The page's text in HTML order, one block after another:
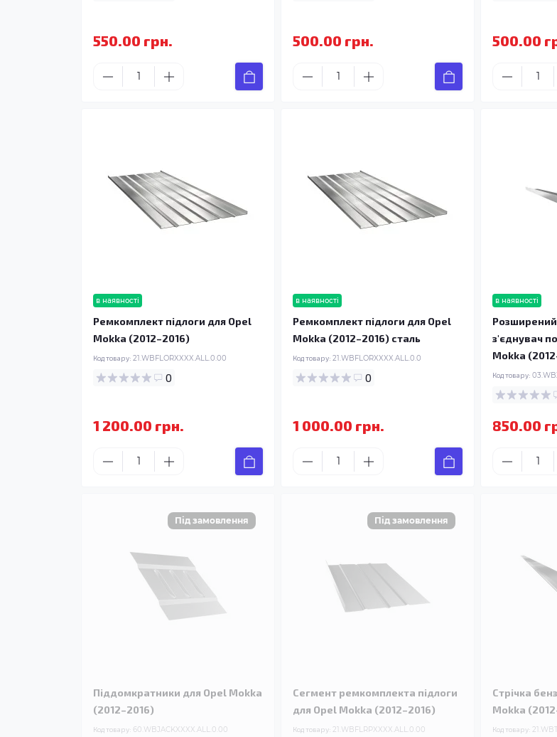
550.00 грн. 500.00 грн. 500.00
в наявності
Ремкомплект підлоги для Opel
Mokka (2012–2016)
Код товару: 21.WBFLORXXXX.ALL.0.00
0
1 200.00 грн.
в наявності
Ремкомплект підлоги для Opel
Mokka (2012–2016) сталь
Код товару: 21.WBFLORXXXX.ALL.0.0
0
1 000.00 грн.
в наявності
з'єднувач
Mokka
Код товару:
850.00
Піддомкратники для Opel Mokka
(2012–2016)
Код товару: 60.WBJACKXXXX.ALL.0.00
Сегмент ремкомплекта підлоги
для Opel Mokka (2012–2016)
Код товару: 21.WBFLRPXXXX.ALL.0.00
Стрічка
Mokka
Код товару: